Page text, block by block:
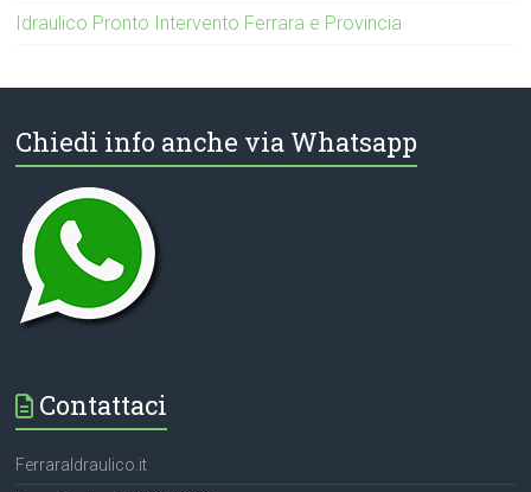
Idraulico Pronto Intervento Ferrara e Provincia
Chiedi info anche via Whatsapp
Contattaci
FerraraIdraulico.it